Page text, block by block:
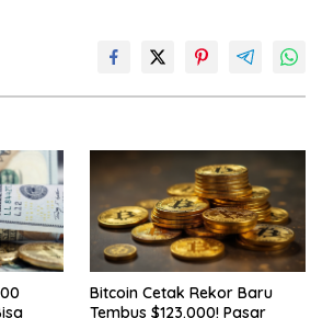
Bitcoin Cetak Rekor Baru
Tembus $123.000! Pasar